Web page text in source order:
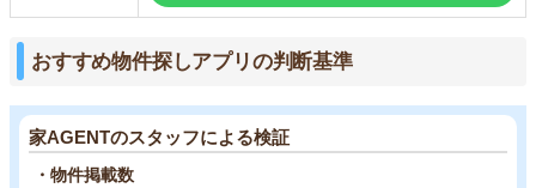
おすすめ物件探しアプリの判断基準
家AGENTのスタッフによる検証
・物件掲載数